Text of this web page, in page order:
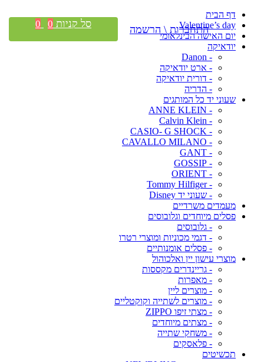
דף הבית
Valentine’s day
יום האישה הבינלאומי
יודאיקה
- Danon
- ארט יודאיקה
- דורית יודאיקה
- הדריה
שעוני יד כל המותגים
- ANNE KLEIN
- Calvin Klein
- CASIO- G SHOCK
- CAVALLO MILANO
- GANT
- GOSSIP
- ORIENT
- Tommy Hilfiger
- שעוני יד Disney
מעמדים משרדיים
פסלים מיוחדים וגלובוסים
- גלובוסים
- דגמי מכוניות ומוצרי רטרו
- פסלים אומנותיים
מוצרי עישון יין ואלכוהול
- גריינדרים מקססות
- מאפרות
- מוצרים ליין
- מוצרים לשתייה וקוקטליים
- מצתי זיפו ZIPPO
- מצתים מיוחדים
- משחקי שתייה
- פלאסקים
תכשיטים
התחברות \ הרשמה סל קניות 0
0